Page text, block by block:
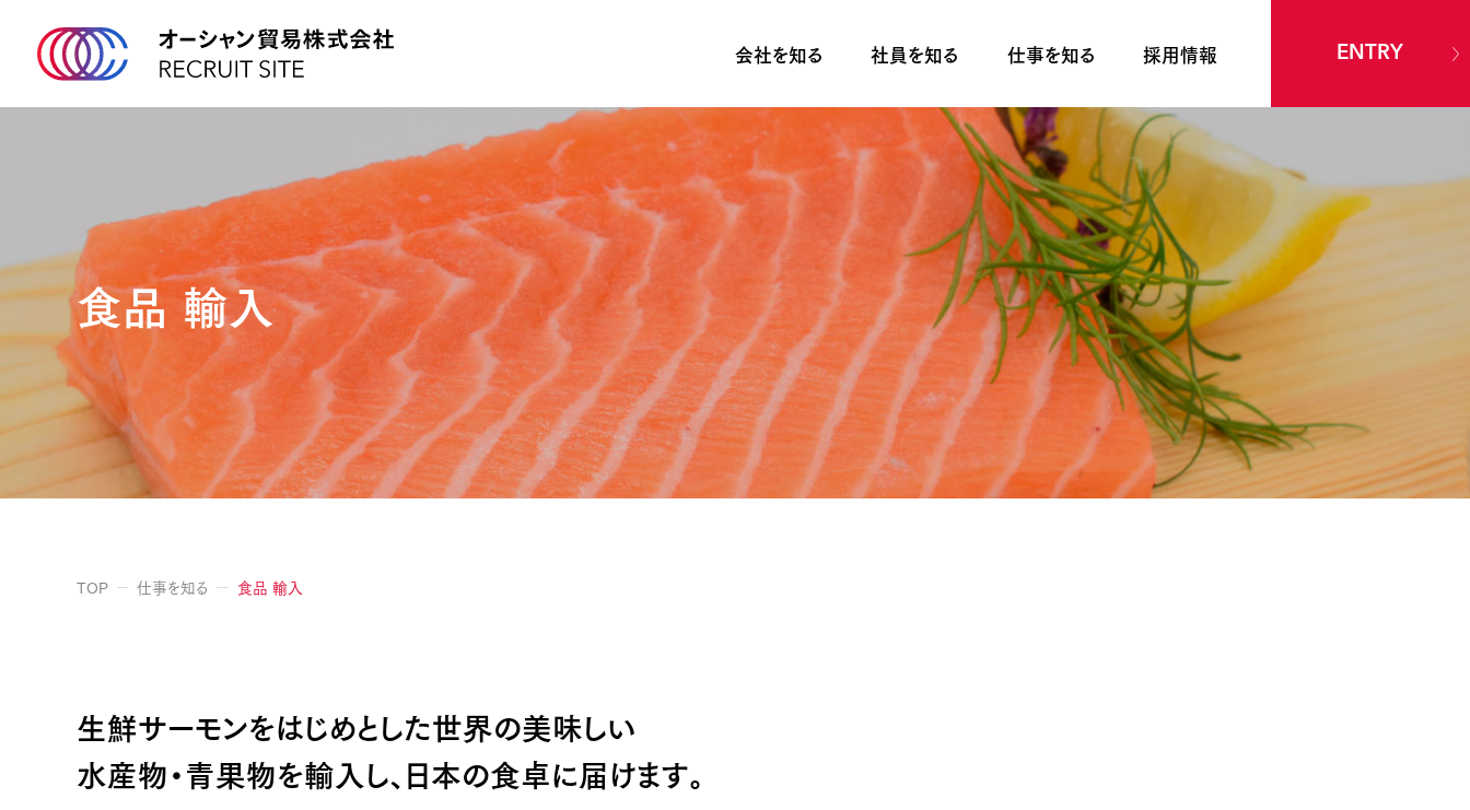
会社を知る 社員を知る 仕事を知る 採用情報 ENTRY
食品 輸入
TOP 仕事を知る 食品 輸入
生鮮サーモンをはじめとした世界の美味しい
水産物・青果物を輸入し、日本の食卓に届けます。